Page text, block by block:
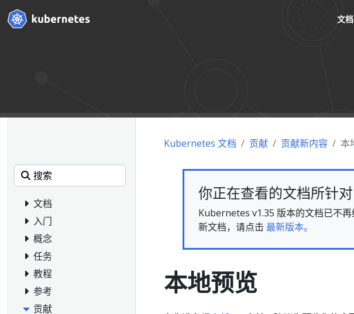
文档
文档
入门
概念
任务
教程
参考
贡献
Kubernetes 文档 贡献 贡献新内容 本
你正在查看的文档所针
Kubernetes v1.35 版本的文档已不
新文档，请点击 最新版本。
本地预览